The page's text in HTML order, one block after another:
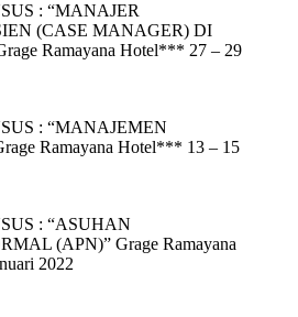
: “MANAJER
(CASE MANAGER) DI
Ramayana Hotel*** 27 – 29
: “MANAJEMEN
Ramayana Hotel*** 13 – 15
: “ASUHAN
(APN)” Grage Ramayana
2022